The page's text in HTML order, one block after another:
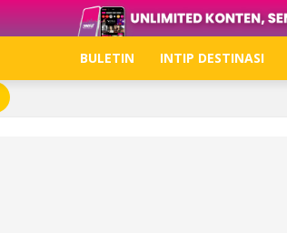
Video
BULETIN INTIP DESTINASI